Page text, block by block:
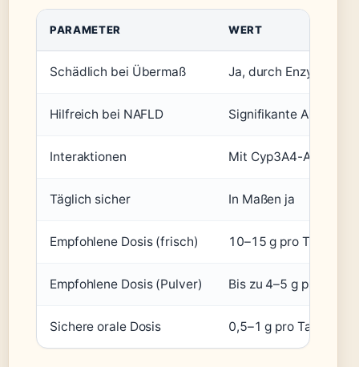
PARAMETER WERT
Schädlich bei Übermaß Ja, durch
Hilfreich bei NAFLD Signifikante ALT-
Interaktionen Mit Cyp3A4-Abbau-
Täglich sicher In Maßen ja
Empfohlene Dosis (frisch) 10–15 g pro Tag
Empfohlene Dosis (Pulver) Bis zu 4–5 g pro Tag
Sichere orale Dosis 0,5–1 g pro Tag